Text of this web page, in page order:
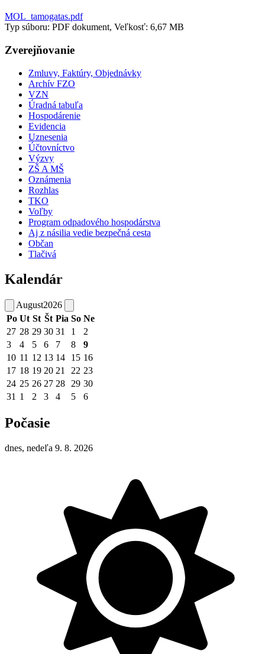
MOL_tamogatas.pdf
Typ súboru: PDF dokument, Veľkosť: 6,67 MB
Zverejňovanie
Zmluvy, Faktúry, Objednávky
Archív FZO
VZN
Úradná tabuľa
Hospodárenie
Evidencia
Uznesenia
Účtovníctvo
Výzvy
ZŠ A MŠ
Oznámenia
Rozhlas
TKO
Voľby
Program odpadového hospodárstva
Aj z násilia vedie bezpečná cesta
Občan
Tlačivá
Kalendár
August2026
Po Ut St Št Pia So Ne
27 28 29 30 31 1
2
3
4 5 6 7 8
9
10 11 12 13 14 15 16
17 18 19 20 21 22 23
24 25 26 27 28 29 30
31 1 2 3 4 5 6
Počasie
dnes, nedeľa 9. 8. 2026